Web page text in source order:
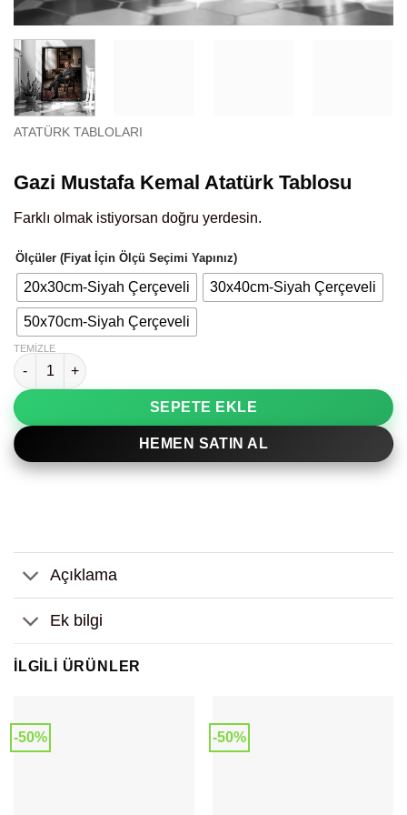
ATATÜRK TABLOLARI
Gazi Mustafa Kemal Atatürk Tablosu
Farklı olmak istiyorsan doğru yerdesin.
Ölçüler (Fiyat İçin Ölçü Seçimi Yapınız)
20x30cm-Siyah Çerçeveli 30x40cm-Siyah Çerçeveli
50x70cm-Siyah Çerçeveli
TEMIZLE
Gazi Mustafa Kemal Atatürk Tablosu adet
SEPETE EKLE
HEMEN SATIN AL
Açıklama
Ek bilgi
İLGILI ÜRÜNLER
-50% -50%